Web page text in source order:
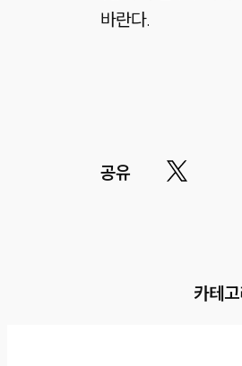
바란다.
공유
카테